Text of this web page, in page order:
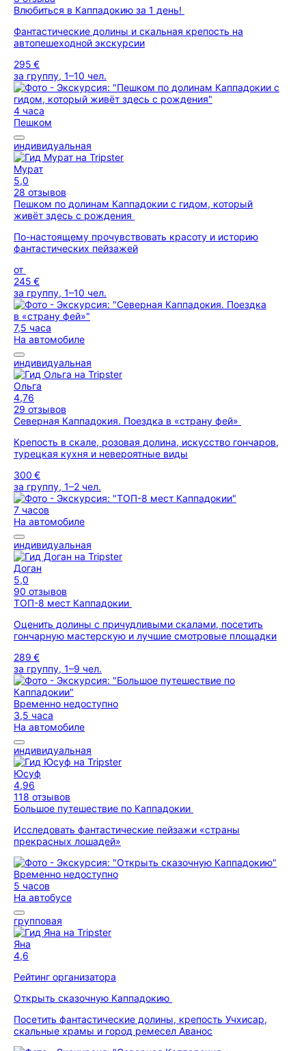
Влюбиться в Каппадокию за 1 день!
Фантастические долины и скальная крепость на
автопешеходной экскурсии
295 €
за группу, 1–10 чел.
4 часа
Пешком
индивидуальная
Мурат
5,0
28 отзывов
Пешком по долинам Каппадокии с гидом, который
живёт здесь с рождения
По-настоящему прочувствовать красоту и историю
фантастических пейзажей
от
245 €
за группу, 1–10 чел.
7,5 часа
На автомобиле
индивидуальная
Ольга
4,76
29 отзывов
Северная Каппадокия. Поездка в «страну фей»
Крепость в скале, розовая долина, искусство гончаров,
турецкая кухня и невероятные виды
300 €
за группу, 1–2 чел.
7 часов
На автомобиле
индивидуальная
Доган
5,0
90 отзывов
ТОП-8 мест Каппадокии
Оценить долины с причудливыми скалами, посетить
гончарную мастерскую и лучшие смотровые площадки
289 €
за группу, 1–9 чел.
Временно недоступно
3,5 часа
На автомобиле
индивидуальная
Юсуф
4,96
118 отзывов
Большое путешествие по Каппадокии
Исследовать фантастические пейзажи «страны
прекрасных лошадей»
Временно недоступно
5 часов
На автобусе
групповая
Яна
4,6
Рейтинг организатора
Открыть сказочную Каппадокию
Посетить фантастические долины, крепость Учхисар,
скальные храмы и город ремесел Аванос